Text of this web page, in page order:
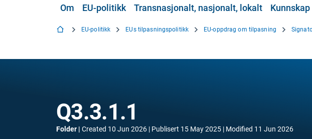
Om EU-politikk Transnasjonalt, nasjonalt, lokalt Kunnskap
EU-politikk EUs tilpasningspolitikk EU-oppdrag om tilpasning
Q3.3.1.1
Folder Created 10 Jun 2026 Publisert 15 May 2025 Modified 11 Jun 2026